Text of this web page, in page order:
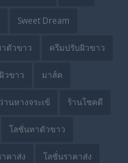
Sweet Dream
ตัวขาว ครีมปรับผิวขาว
ผิวขาว มาส์ค
นหางจระเข้ ร้านโชคดี
โลชั่นทาตัวขาว
คาส่ง โลชั่นราคาส่ง